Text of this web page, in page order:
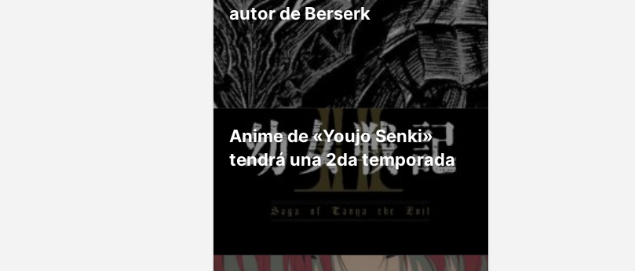
autor de Berserk
Anime de «Youjo Senki»
tendrá una 2da temporada